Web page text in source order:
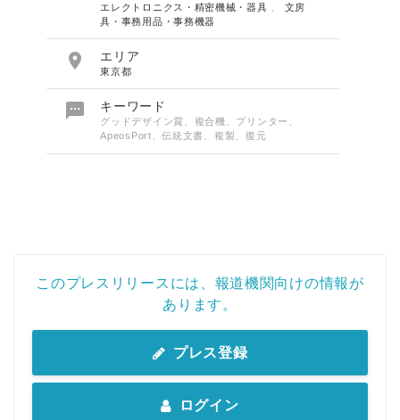
エレクトロニクス・精密機械・器具
文房
具・事務用品・事務機器
 エリア
東京都
 キーワード
グッドデザイン賞、複合機、プリンター、
ApeosPort、伝統文書、複製、復元
このプレスリリースには、報道機関向けの情報が
あります。
プレス登録
ログイン